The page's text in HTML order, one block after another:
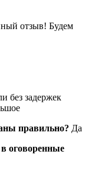
отзыв! Будем
без задержек
правильно? Да
оговоренные